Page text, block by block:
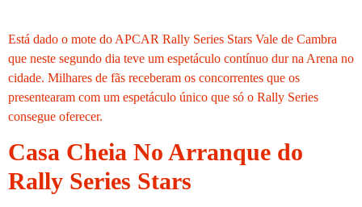
Está dado o mote do APCAR Rally Series Stars Vale de Cambra
que neste segundo dia teve um espetáculo contínuo dur na Arena no
cidade. Milhares de fãs receberam os concorrentes que os
presentearam com um espetáculo único que só o Rally Series
consegue oferecer.
Casa Cheia No Arranque do
Rally Series Stars